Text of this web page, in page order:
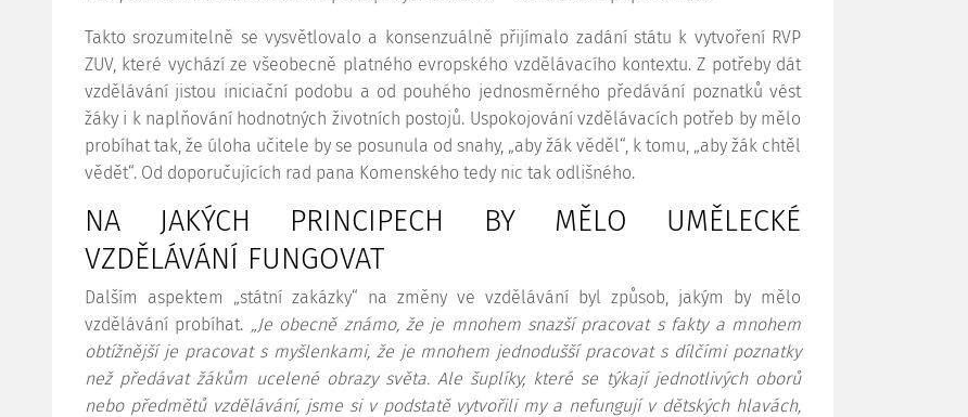
Takto srozumitelně se vysvětlovalo a konsenzuálně přijímalo zadání státu k vytvoření RVP
ZUV, které vychází ze všeobecně platného evropského vzdělávacího kontextu. Z potřeby dát
vzdělávání jistou iniciační podobu a od pouhého jednosměrného předávání poznatků vést
žáky i k naplňování hodnotných životních postojů. Uspokojování vzdělávacích potřeb by mělo
probíhat tak, že úloha učitele by se posunula od snahy, „aby žák věděl“, k tomu, „aby žák chtěl
vědět“. Od doporučujících rad pana Komenského tedy nic tak odlišného.
NA JAKÝCH PRINCIPECH BY MĚLO UMĚLECKÉ
VZDĚLÁVÁNÍ FUNGOVAT
Dalším aspektem „státní zakázky“ na změny ve vzdělávání byl způsob, jakým by mělo
vzdělávání probíhat. „Je obecně známo, že je mnohem snazší pracovat s fakty a mnohem
obtížnější je pracovat s myšlenkami, že je mnohem jednodušší pracovat s dílčími poznatky
než předávat žákům ucelené obrazy světa. Ale šuplíky, které se týkají jednotlivých oborů
nebo předmětů vzdělávání, jsme si v podstatě vytvořili my a nefungují v dětských hlavách,